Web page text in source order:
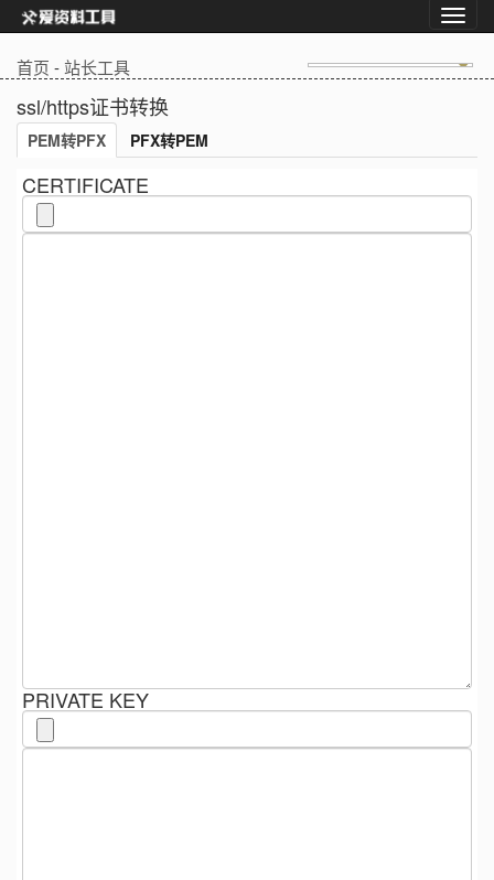
首页 - 站长工具
ssl/https证书转换
PEM转PFX PFX转PEM
CERTIFICATE
PRIVATE KEY